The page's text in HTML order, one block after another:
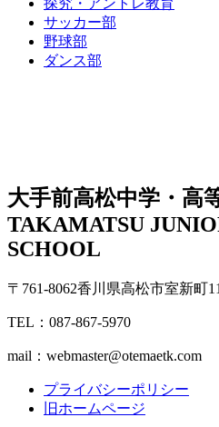
探究・アントレ教育
サッカー部
野球部
ダンス部
大手前高松中学・高
TAKAMATSU
SCHOOL
〒761-8062香川県高松市室新町
TEL：087-867-5970
mail：webmaster@otemaetk.com
プライバシーポリシー
旧ホームページ